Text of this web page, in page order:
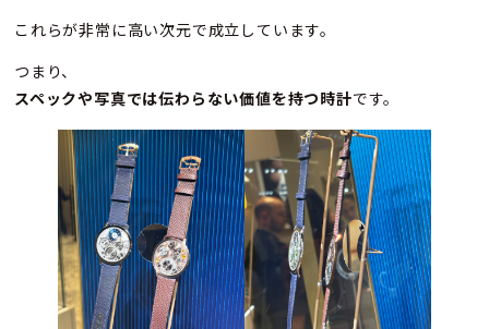
これらが非常に高い次元で成立しています。
つまり、
スペックや写真では伝わらない価値を持つ時計です。